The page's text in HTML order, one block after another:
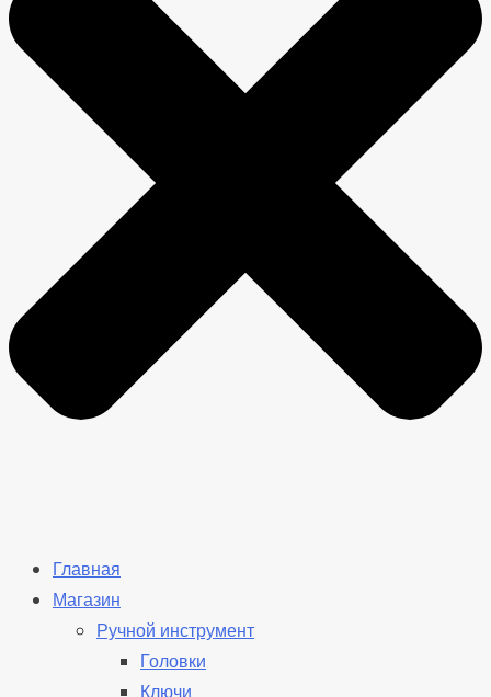
Главная
Магазин
Ручной инструмент
Головки